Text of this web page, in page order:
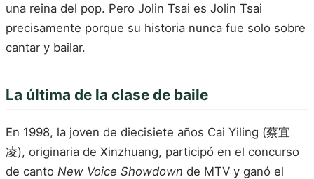
una reina del pop. Pero Jolin Tsai es Jolin Tsai
precisamente porque su historia nunca fue solo sobre
cantar y bailar.
La última de la clase de baile
En 1998, la joven de diecisiete años Cai Yiling (蔡宜
凌), originaria de Xinzhuang, participó en el concurso
de canto New Voice Showdown de MTV y ganó el